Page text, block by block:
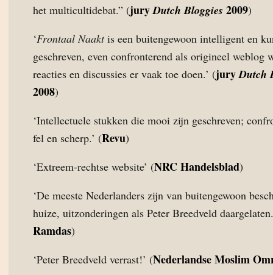
het multicultidebat.” (juryDutch Bloggies 2009)
‘Frontaal Naaktis een buitengewoon intelligent en
geschreven, even confronterend als origineel weblog
reacties en discussies er vaak toe doen.’ (juryDutch
2008)
‘Intellectuele stukken die mooi zijn geschreven;
fel en scherp.’ (Revu)
‘Extreem-rechtse website’ (NRC Handelsblad)
‘De meeste Nederlanders zijn van buitengewoon
huize, uitzonderingen als Peter Breedveld
Ramdas)
‘Peter Breedveld verrast!’ (Nederlandse Moslim